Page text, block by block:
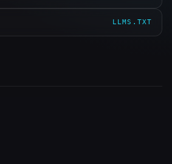
LLMS.TXT